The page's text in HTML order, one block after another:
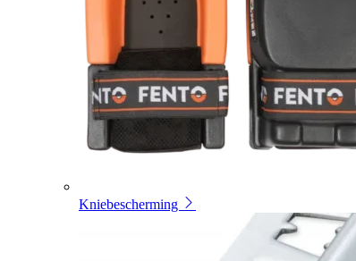
Kniebescherming